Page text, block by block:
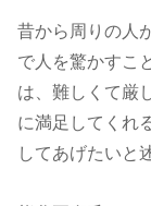
昔から周りの人
で人を驚かすこ
は、難しくて厳
に満足してくれ
してあげたいと